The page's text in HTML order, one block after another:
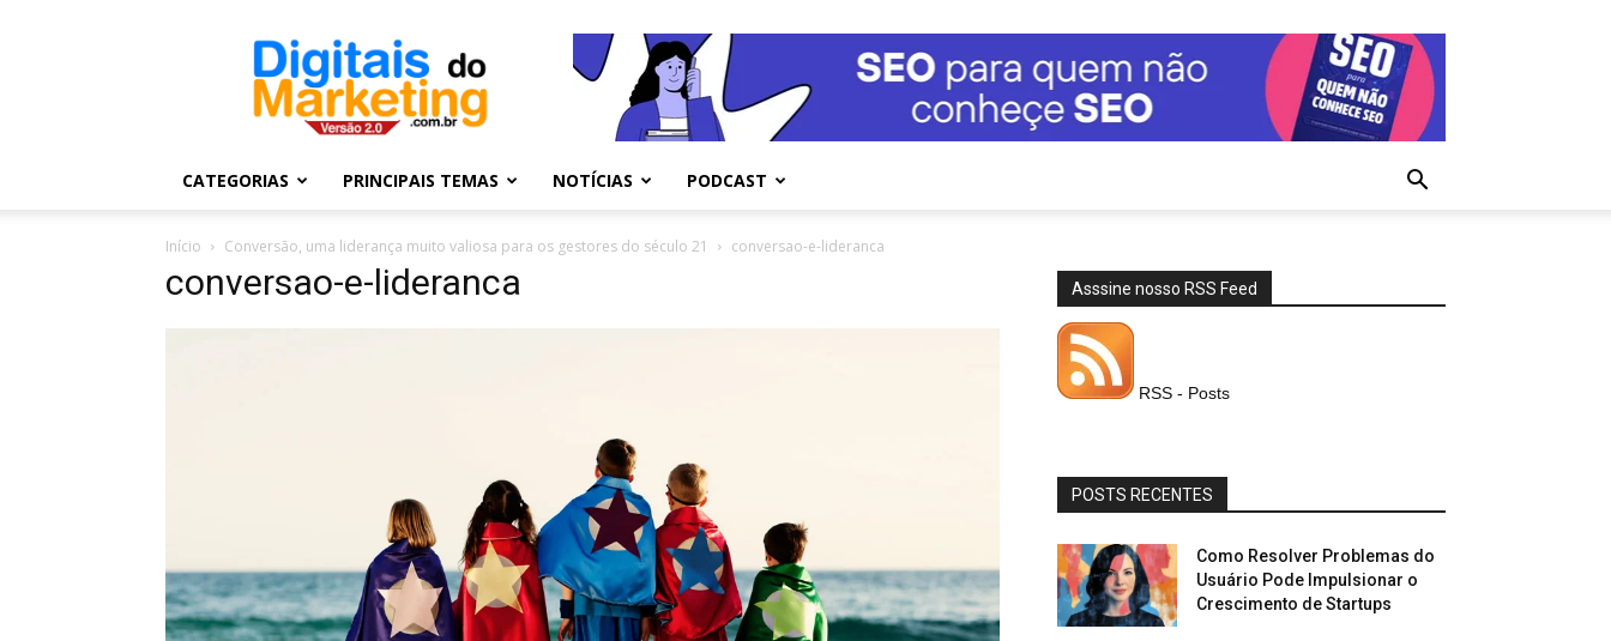
Digitais
Marketing
CATEGORIAS PRINCIPAIS TEMAS NOTÍCIAS PODCAST
Início Conversão, uma liderança muito valiosa para os gestores do século 21 conversao-e-lideranca
conversao-e-lideranca Asssine nosso RSS Feed
RSS - Posts
POSTS RECENTES
Como Resolver Problemas do
Usuário Pode Impulsionar o
Crescimento de Startups